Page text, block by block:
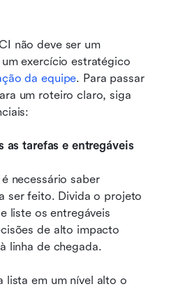
não deve ser um
exercício estratégico
da equipe. Para passar
um roteiro claro, siga
as tarefas e entregáveis
necessário saber
ser feito. Divida o projeto
liste os entregáveis
de alto impacto
linha de chegada.
lista em um nível alto o